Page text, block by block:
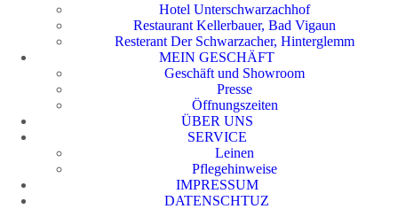
Hotel Unterschwarzachhof
Restaurant Kellerbauer, Bad Vigaun
Resterant Der Schwarzacher, Hinterglemm
MEIN GESCHÄFT
Geschäft und Showroom
Presse
Öffnungszeiten
ÜBER UNS
SERVICE
Leinen
Pflegehinweise
IMPRESSUM
DATENSCHTUZ